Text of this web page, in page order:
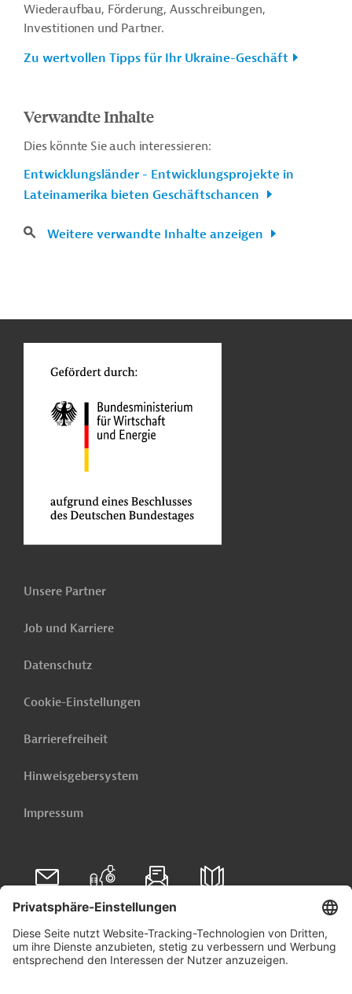
Wiederaufbau, Förderung, Ausschreibungen,
Investitionen und Partner.
Zu wertvollen Tipps für Ihr Ukraine-Geschäft
Verwandte Inhalte
Dies könnte Sie auch interessieren:
Entwicklungsländer - Entwicklungsprojekte in
Lateinamerika bieten Geschäftschancen
Weitere verwandte Inhalte anzeigen
Unsere Partner
Job und Karriere
Datenschutz
Cookie-Einstellungen
Barrierefreiheit
Hinweisgebersystem
Impressum
Folgen Sie uns auf